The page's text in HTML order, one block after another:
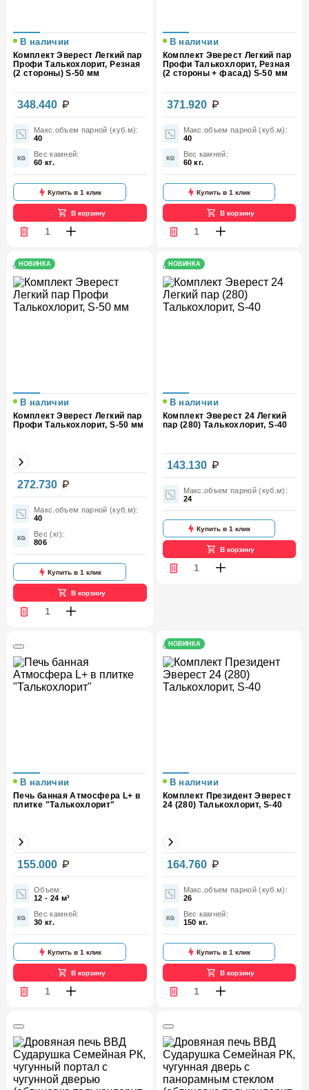
В наличии
Комплект Эверест Легкий пар
Профи Талькохлорит, Резная
(2 стороны) S-50 мм
348.440
Макс.объем парной (куб.м):
40
Вес камней:
60 кг.
Купить в 1 клик
В корзину
В наличии
Комплект Эверест Легкий пар
Профи Талькохлорит, Резная
(2 стороны + фасад) S-50 мм
371.920
Макс.объем парной (куб.м):
40
Вес камней:
60 кг.
Купить в 1 клик
В корзину
НОВИНКА
В наличии
Комплект Эверест Легкий пар
Профи Талькохлорит, S-50 мм
Вес камней
272.730
Макс.объем парной (куб.м):
40
Вес (кг):
806
Купить в 1 клик
В корзину
НОВИНКА
В наличии
Комплект Эверест 24 Легкий
пар (280) Талькохлорит, S-40
143.130
Макс.объем парной (куб.м):
24
Купить в 1 клик
В корзину
В наличии
Печь банная Атмосфера L+ в
плитке "Талькохлорит"
Вес (кг)
155.000
Объем:
12 - 24 м³
Вес камней:
30 кг.
Купить в 1 клик
В корзину
НОВИНКА
В наличии
Комплект Президент Эверест
24 (280) Талькохлорит, S-40
Вес (кг)
164.760
Макс.объем парной (куб.м):
26
Вес камней:
150 кг.
Купить в 1 клик
В корзину